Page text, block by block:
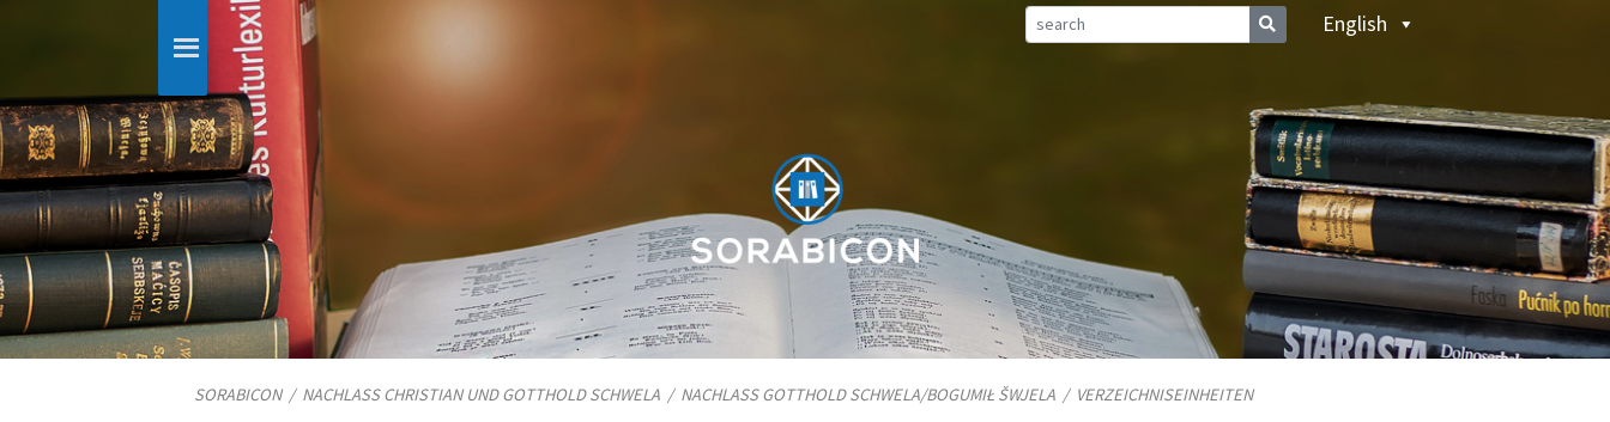
English
SORABICON/ NACHLASS CHRISTIAN UND GOTTHOLD SCHWELA / NACHLASS GOTTHOLD SCHWELA/​BOGUMIŁ ŠWJELA / VERZEICHNISEINHEITEN